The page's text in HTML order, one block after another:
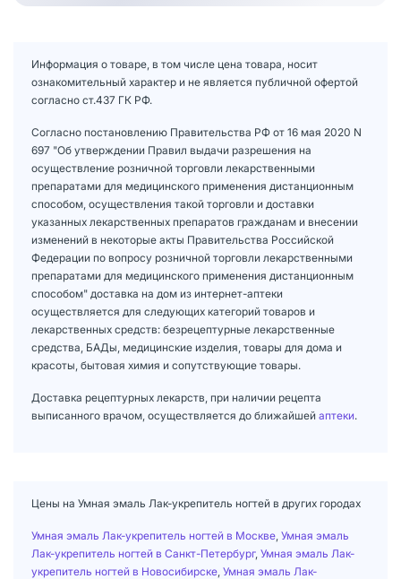
Информация о товаре, в том числе цена товара, носит
ознакомительный характер и не является публичной офертой
согласно ст.437 ГК РФ.
Согласно постановлению Правительства РФ от 16 мая 2020 N
697 "Об утверждении Правил выдачи разрешения на
осуществление розничной торговли лекарственными
препаратами для медицинского применения дистанционным
способом, осуществления такой торговли и доставки
указанных лекарственных препаратов гражданам и внесении
изменений в некоторые акты Правительства Российской
Федерации по вопросу розничной торговли лекарственными
препаратами для медицинского применения дистанционным
способом" доставка на дом из интернет-аптеки
осуществляется для следующих категорий товаров и
лекарственных средств: безрецептурные лекарственные
средства, БАДы, медицинские изделия, товары для дома и
красоты, бытовая химия и сопутствующие товары.
Доставка рецептурных лекарств, при наличии рецепта
выписанного врачом, осуществляется до ближайшей аптеки.
Цены на Умная эмаль Лак-укрепитель ногтей в других городах
Умная эмаль Лак-укрепитель ногтей в Москве Умная эмаль
Лак-укрепитель ногтей в Санкт-Петербург, Умная эмаль Лак-
укрепитель ногтей в Новосибирске Умная эмаль Лак-